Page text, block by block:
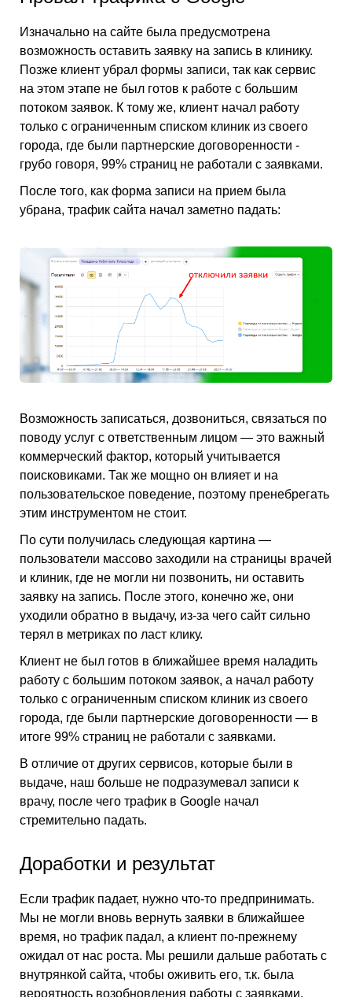
Изначально на сайте была предусмотрена
возможность оставить заявку на запись в клинику.
Позже клиент убрал формы записи, так как сервис
на этом этапе не был готов к работе с большим
потоком заявок. К тому же, клиент начал работу
только с ограниченным списком клиник из своего
города, где были партнерские договоренности -
грубо говоря, 99% страниц не работали с заявками.
После того, как форма записи на прием была
убрана, трафик сайта начал заметно падать:
Возможность записаться, дозвониться, связаться по
поводу услуг с ответственным лицом — это важный
коммерческий фактор, который учитывается
поисковиками. Так же мощно он влияет и на
пользовательское поведение, поэтому пренебрегать
этим инструментом не стоит.
По сути получилась следующая картина —
пользователи массово заходили на страницы врачей
и клиник, где не могли ни позвонить, ни оставить
заявку на запись. После этого, конечно же, они
уходили обратно в выдачу, из-за чего сайт сильно
терял в метриках по ласт клику.
Клиент не был готов в ближайшее время наладить
работу с большим потоком заявок, а начал работу
только с ограниченным списком клиник из своего
города, где были партнерские договоренности — в
итоге 99% страниц не работали с заявками.
В отличие от других сервисов, которые были в
выдаче, наш больше не подразумевал записи к
врачу, после чего трафик в Google начал
стремительно падать.
Доработки и результат
Если трафик падает, нужно что-то предпринимать.
Мы не могли вновь вернуть заявки в ближайшее
время, но трафик падал, а клиент по-прежнему
ожидал от нас роста. Мы решили дальше работать с
внутрянкой сайта, чтобы оживить его, т.к. была
вероятность возобновления работы с заявками.